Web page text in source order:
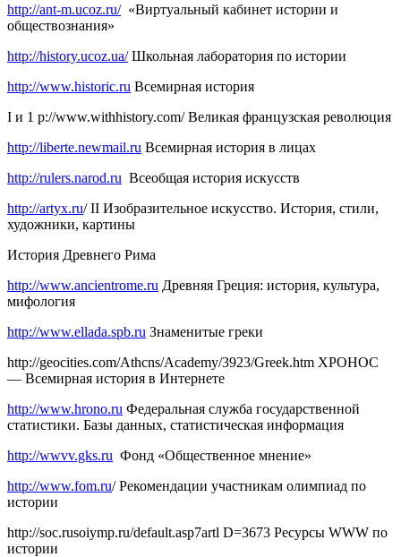
http://ant-m.ucoz.ru/«Виртуальный кабинет истории и
обществознания»
http://history.ucoz.ua/Школьная лаборатория по истории
http://www.historic.ru Всемирная история
I и 1 p://www.withhistory.com/ Великая французская революция
http://liberte.newmail.ru Всемирная история в лицах
http://rulers.narod.ru Всеобщая история искусств
http://artyx.ru/ II Изобразительное искусство. История, стили,
художники, картины
История Древнего Рима
http://www.ancientrome.ru Древняя Греция: история, культура,
мифология
http://www.ellada.spb.ru Знаменитые греки
http://geocities.com/Athcns/Academy/3923/Greek.htm ХРОНОС
— Всемирная история в Интернете
http://www.hrono.ru Федеральная служба государственной
статистики. Базы данных, статистическая информация
http://wwvv.gks.ru Фонд «Общественное мнение»
http://www.fom.ru/ Рекомендации участникам олимпиад по
истории
http://soc.rusoiymp.ru/default.asp7artl D=3673 Ресурсы WWW по
истории